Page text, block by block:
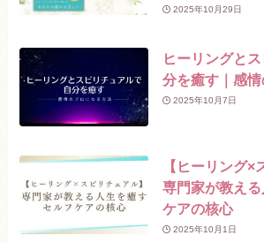
2025年10月29日
ヒーリングと
分を癒す｜感
2025年10月7日
【ヒーリング×
専門家が教え
ケアの核心
2025年10月1日